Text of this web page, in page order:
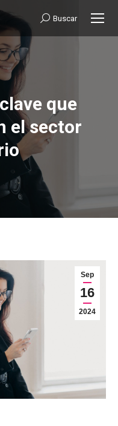
Buscar:
Buscar
que
el sector
Sep
16
2024